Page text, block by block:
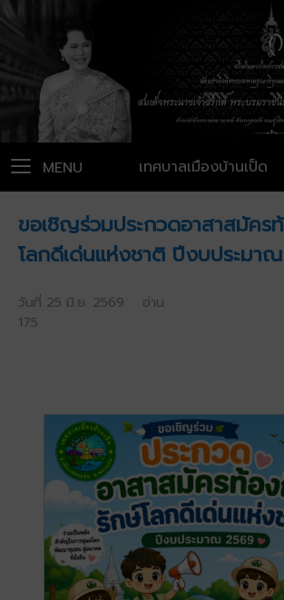
เทศบาลเมืองบ้านเป็ด
MENU
ขอเชิญร่วมประกวดอาสาสมัคร
โลกดีเด่นแห่งชาติ ปีงบประมา
วันที่ 25 มิ.ย. 2569 อ่าน
175